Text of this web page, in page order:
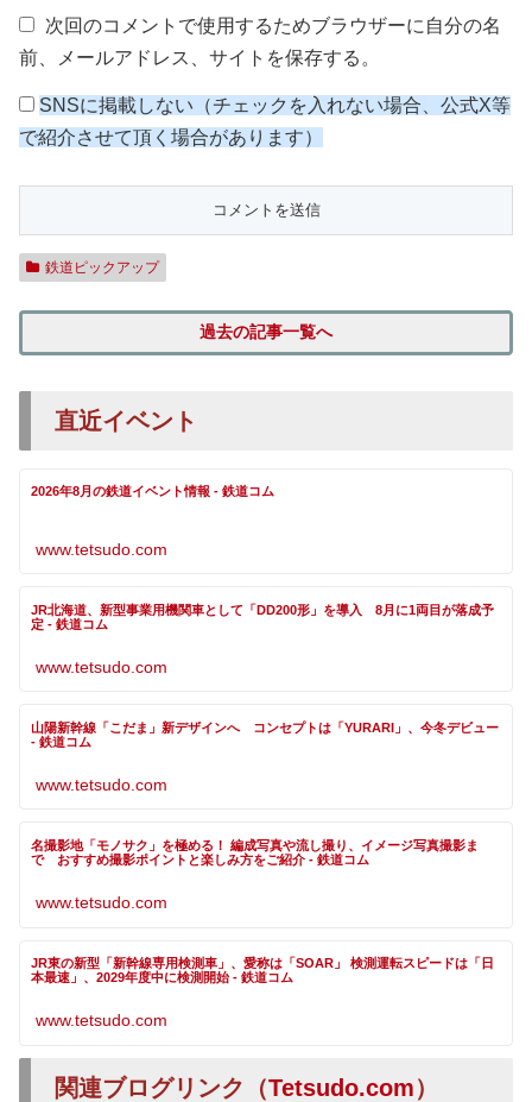
次回のコメントで使用するためブラウザーに自分の名
前、メールアドレス、サイトを保存する。
SNSに掲載しない（チェックを入れない場合、公式X等
で紹介させて頂く場合があります）
鉄道ピックアップ
過去の記事一覧へ
直近イベント
2026年8月の鉄道イベント情報 - 鉄道コム
www.tetsudo.com
JR北海道、新型事業用機関車として「DD200形」を導入 8月に1両目が落成予
定 - 鉄道コム
www.tetsudo.com
山陽新幹線「こだま」新デザインへ コンセプトは「YURARI」、今冬デビュー
- 鉄道コム
www.tetsudo.com
名撮影地「モノサク」を極める！ 編成写真や流し撮り、イメージ写真撮影ま
で おすすめ撮影ポイントと楽しみ方をご紹介 - 鉄道コム
www.tetsudo.com
JR東の新型「新幹線専用検測車」、愛称は「SOAR」 検測運転スピードは「日
本最速」、2029年度中に検測開始 - 鉄道コム
www.tetsudo.com
関連ブログリンク（Tetsudo.com）